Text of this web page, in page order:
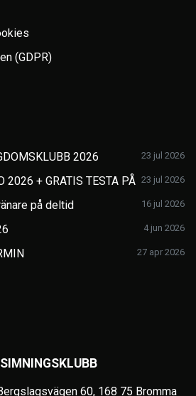
(GDPR)
2026 23 jul 2026
2026 + GRATIS TESTA PÅ 23 jul 2026
på deltid 16 jul 2026
4 jun 2026
27 apr 2026
60, 168 75 Bromma